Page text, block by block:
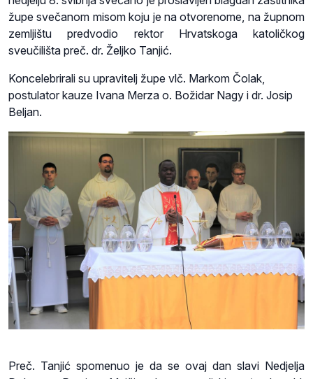
župe svečanom misom koju je na otvorenome, na župnom
zemljištu predvodio rektor Hrvatskoga katoličkog
sveučilišta preč. dr. Željko Tanjić.
Koncelebrirali su upravitelj župe vlč. Markom Čolak,
postulator kauze Ivana Merza o. Božidar Nagy i dr. Josip
Beljan.
Preč. Tanjić spomenuo je da se ovaj dan slavi Nedjelja